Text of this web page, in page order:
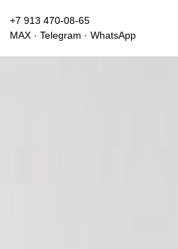
+7 913 470-08-65
MAX , Telegram , WhatsApp
+7 913 470-08-65
MAX · Telegram · WhatsApp